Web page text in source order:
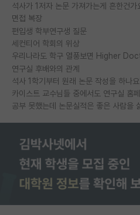
석사가 1저자 논문 가져가는게 흔한건가
면접 복장
편입생 학부연구생 질문
세컨티어 학회의 위상
연구실 후배와의 관계
석사 1학기부터 원래 논문 작성을 하나
공부 못했는데 논문실적은 좋은 사람을